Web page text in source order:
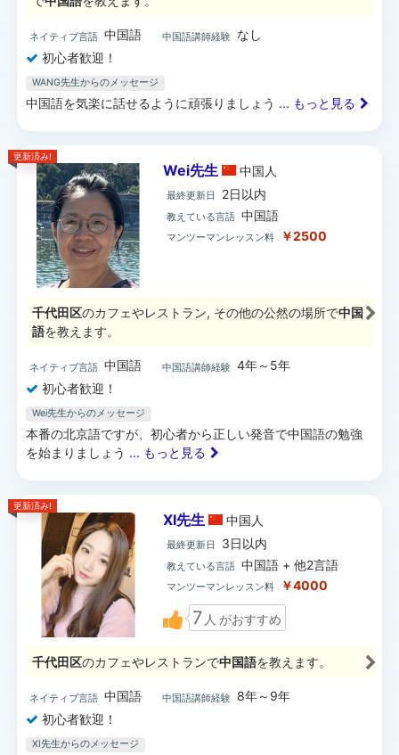
ネイティブ言語 中国語 中国語講師経験
なし
初心者歓迎！
WANG先生からのメッセージ
中国語を気楽に話せるように頑張りましょう ... もっと見る
更新済み!
Wei先生 中国 人
最終更新日 2日以内
教えている言語 中国語
マンツーマンレッスン料 ￥2500
千代田区のカフェやレストラン, その他の公然の場所で中国
語を教えます。
ネイティブ言語 中国語 中国語講師経験 4年～5年
初心者歓迎！
Wei先生からのメッセージ
本番の北京語ですが、初心者から正しい発音で中国語の勉強
を始まりましょう ... もっと見る
更新済み!
XI先生 中国 人
最終更新日 3日以内
教えている言語 中国語 + 他2言語
マンツーマンレッスン料 ￥4000
7 人 がおすすめ
千代田区のカフェやレストランで中国語を教えます。
ネイティブ言語 中国語 中国語講師経験
8年～9年
初心者歓迎！
XI先生からのメッセージ